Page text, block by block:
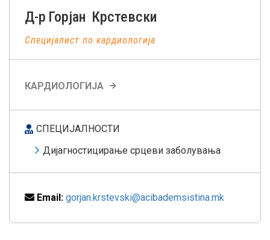
Д-р Горјан Крстевски
Специјалист по кардиологија
КАРДИОЛОГИЈА
СПЕЦИЈАЛНОСТИ
Дијагностицирање срцеви заболувања
Email: gorjan.krstevski@acibademsistina.mk